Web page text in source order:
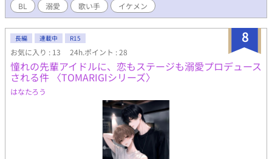
BL 溺愛 歌い手 イケメン
8
長編 連載中 R15
お気に入り : 13 24h.ポイント : 28
憧れの先輩アイドルに、恋もステージも溺愛プロデュース
される件 〈TOMARIGIシリーズ〉
はなたろう